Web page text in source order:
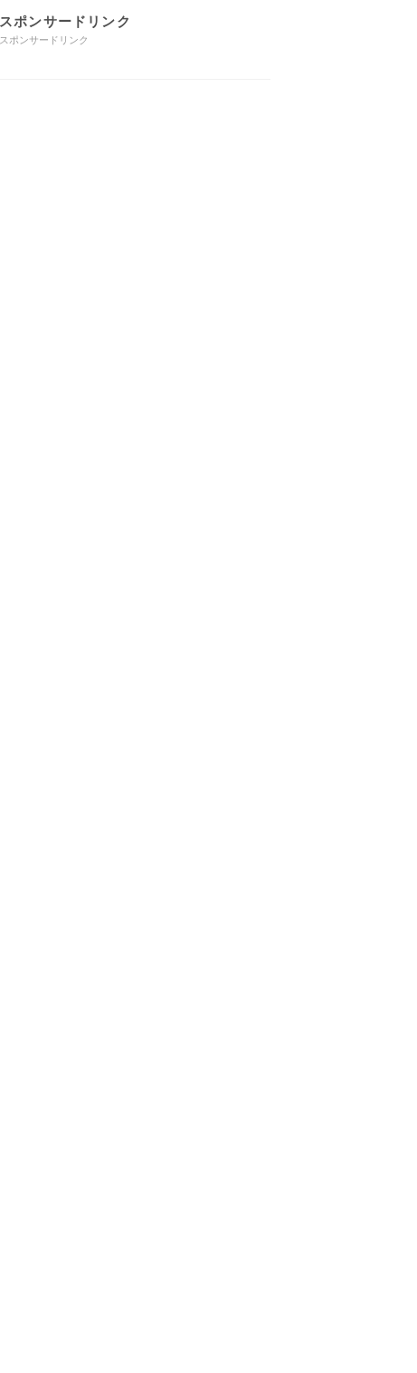
スポンサードリンク
スポンサードリンク